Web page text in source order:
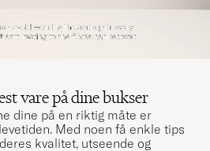
vare på dine bukser
dine på en riktig måte er
Med noen få enkle tips
kvalitet, utseende og